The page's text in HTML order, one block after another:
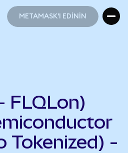
METAMASK'I EDİNİN
FLQLon)
Tokenized) -